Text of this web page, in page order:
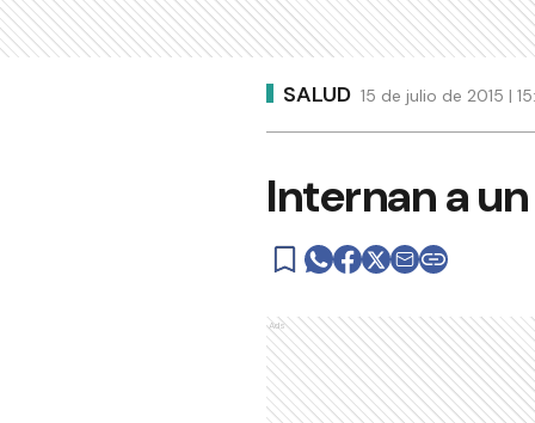
SALUD 15 de julio de 2015 |
Internan a
Ads